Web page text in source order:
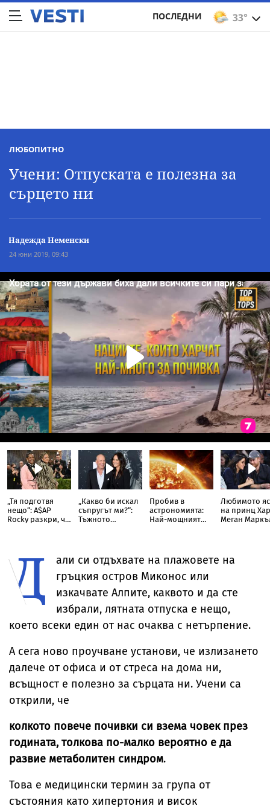
33°
ПОСЛЕДНИ
ЛЮБОПИТНО
Учени: Отпуската е полезна за
сърцето ни
Надежда Неменски
24 юни 2019, 09:43
„Тя подготвя
нещо“: A$AP
Rocky разкри, че
„Какво би искал
съпругът ми?“:
Тъжното
Пробив в
астрономията:
Най-мощният
Любимото
на принц
Меган
Д
али си отдъхвате на плажовете на
гръцкия остров Миконос или
изкачвате Алпите, каквото и да сте
избрали, лятната отпуска е нещо,
което всеки един от нас очаква с нетърпение.
А сега ново проучване установи, че излизането
далече от офиса и от стреса на дома ни,
всъщност е полезно за сърцата ни. Учени са
открили, че
колкото повече почивки си взема човек през
годината, толкова по-малко вероятно е да
развие метаболитен синдром.
Това е медицински термин за група от
състояния като хипертония и висок